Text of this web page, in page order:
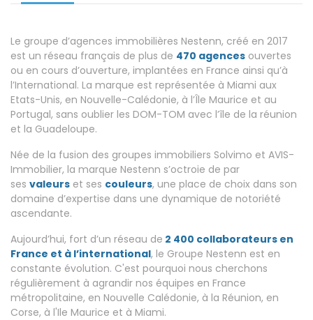
Le groupe d’agences immobilières Nestenn, créé en 2017
est un réseau français de plus de 470 agences ouvertes
ou en cours d’ouverture, implantées en France ainsi qu’à
l’International. La marque est représentée à Miami aux
Etats-Unis, en Nouvelle-Calédonie, à l’Île Maurice et au
Portugal, sans oublier les DOM-TOM avec l’île de la réunion
et la Guadeloupe.
Née de la fusion des groupes immobiliers Solvimo et AVIS-
Immobilier, la marque Nestenn s’octroie de par
ses valeurs et ses couleurs, une place de choix dans son
domaine d’expertise dans une dynamique de notoriété
ascendante.
Aujourd’hui, fort d’un réseau de 2 400 collaborateurs en
France et à l’international, le Groupe Nestenn est en
constante évolution. C'est pourquoi nous cherchons
régulièrement à agrandir nos équipes en France
métropolitaine, en Nouvelle Calédonie, à la Réunion, en
Corse, à l'Ile Maurice et à Miami.